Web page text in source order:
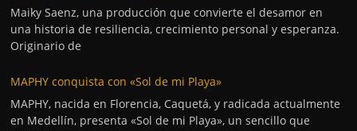
Maiky Saenz, una producción que convierte el desamor en
una historia de resiliencia, crecimiento personal y esperanza.
Originario de
MAPHY conquista con «Sol de mi Playa»
MAPHY, nacida en Florencia, Caquetá, y radicada actualmente
en Medellín, presenta «Sol de mi Playa», un sencillo que